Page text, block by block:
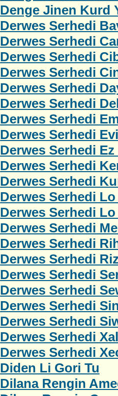
Denge Jinen Kurd
Derwes Serhedi
Derwes Serhedi
Derwes Serhedi
Derwes Serhedi
Derwes Serhedi
Derwes Serhedi
Derwes Serhedi
Derwes Serhedi
Derwes Serhedi
Derwes Serhedi
Derwes Serhedi
Derwes Serhedi
Derwes Serhedi
Derwes Serhedi
Derwes Serhedi
Derwes Serhedi
Derwes Serhedi
Derwes Serhedi
Derwes Serhedi
Derwes Serhedi
Derwes Serhedi
Derwes Serhedi
Diden Li Gori Tu
Dilana Rengin